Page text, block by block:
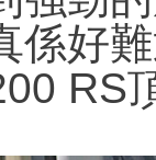
係好
RS